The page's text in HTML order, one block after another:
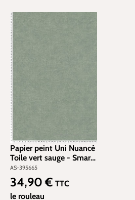
Papier peint Uni Nuancé
Toile vert sauge - Smart
Surfaces d'A.S. Création |
Réf. AS-395665
AS-395665
Prix régulier :
34,90 € TTC
le rouleau